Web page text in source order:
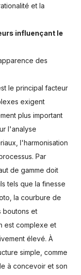
et la
influençant le
des
le principal facteur
exigent
plus important
l'analyse
l'harmonisation
Par
de gamme doit
tels que la finesse
la courbure de
boutons et
est complexe et
élevé. À
simple, comme
à concevoir et son